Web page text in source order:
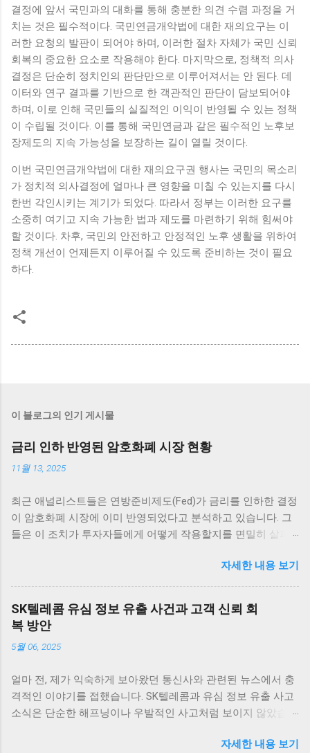
결정에 앞서 국민과의 대화를 통해 충분한 의견 수렴 과정을 거
치는 것은 필수적이다. 국민연금개악법에 대한 재의요구는 이
러한 요청의 발판이 되어야 하며, 이러한 절차 자체가 국민 신뢰
회복의 중요한 요소로 작용해야 한다. 마지막으로, 정책적 의사
결정은 단순히 정치인의 판단만으로 이루어져서는 안 된다. 데
이터와 연구 결과를 기반으로 한 객관적인 판단이 담보되어야
하며, 이로 인해 국민들의 실질적인 이익이 반영될 수 있는 정책
이 수립될 것이다. 이를 통해 국민연금과 같은 필수적인 노후보
장제도의 지속 가능성을 보장하는 길이 열릴 것이다.
이번 국민연금개악법에 대한 재의요구권 행사는 국민의 목소리
가 정치적 의사결정에 얼마나 큰 영향을 미칠 수 있는지를 다시
한번 각인시키는 계기가 되었다. 따라서 정부는 이러한 요구를
소중히 여기고 지속 가능한 법과 제도를 마련하기 위해 힘써야
할 것이다. 차후, 국민의 안전하고 안정적인 노후 생활을 위하여
정책 개선이 언제든지 이루어질 수 있도록 준비하는 것이 필요
하다.
이 블로그의 인기 게시물
금리 인하 반영된 암호화폐 시장 현황
11월 13, 2025
최근 애널리스트들은 연방준비제도(Fed)가 금리를 인하한 결정
이 암호화폐 시장에 이미 반영되었다고 분석하고 있습니다. 그
들은 이 조치가 투자자들에게 어떻게 작용할지를 면밀히 살펴
이 여전히 불확실하다고 전하며 주목받고 있습니다. 암호화폐
시장의 반응 암호화폐 시장은 매우 흥미로운 반응을 보이고 있
습니다. 최근 연방준비제도(Fed)의 금리 인하 발표 이후, 여러
주요 암호화폐의 가격이 즉각적으로 상승세를 타기 시작했습니
다. 이러한 상승세는 애널리스트들에 의하면 이미 시장에 반영
이 되어 있었던 것으로 해석되고 있습니다. 가장 먼저 비트코인
을 보여 주고 있습니다. 금리 인하 발표가 나자, 비트코인은 약
5% 이상 상승하면서 투자자들에게 희망적인 신호를 전달했습
니다. 이처럼 주요 암호화폐들이 시장의 심리에 따라 빠르게 반
의가 필요합니다. 그 외에도 이더리움, 리플 등 다른 암호화폐들
자세한 내용 보기
SK텔레콤 유심 정보 유출 사건과 고객 신뢰 회
복 방안
5월 06, 2025
얼마 전, 제가 익숙하게 보아왔던 통신사와 관련된 뉴스에서 충
격적인 이야기를 접했습니다. SK텔레콤과 유심 정보 유출 사고
소식은 단순한 해프닝이나 우발적인 사고처럼 보이지 않았습니
잡았던 SK텔레콤이 이렇게 큰 신뢰의 위기를 맞게 된 건, 통신
자세한 내용 보기